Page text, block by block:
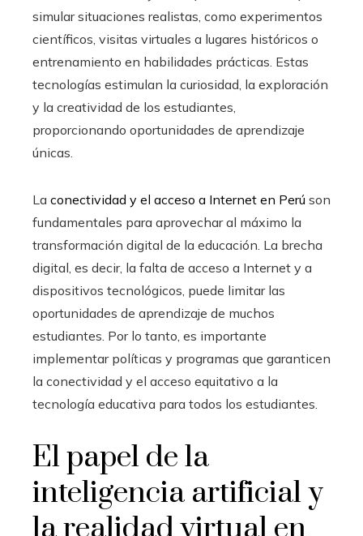
simular situaciones realistas, como experimentos
científicos, visitas virtuales a lugares históricos o
entrenamiento en habilidades prácticas. Estas
tecnologías estimulan la curiosidad, la exploración
y la creatividad de los estudiantes,
proporcionando oportunidades de aprendizaje
únicas.
La conectividad y el acceso a Internet en Perú son
fundamentales para aprovechar al máximo la
transformación digital de la educación. La brecha
digital, es decir, la falta de acceso a Internet y a
dispositivos tecnológicos, puede limitar las
oportunidades de aprendizaje de muchos
estudiantes. Por lo tanto, es importante
implementar políticas y programas que garanticen
la conectividad y el acceso equitativo a la
tecnología educativa para todos los estudiantes.
El papel de la
inteligencia artificial y